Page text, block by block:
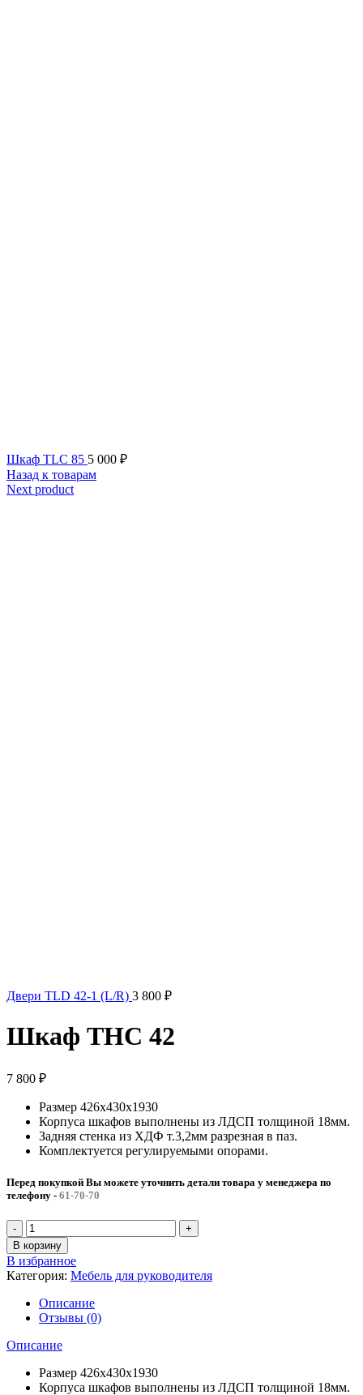
Шкаф TLC 85 5 000 ₽
Назад к товарам
Next product
Двери TLD 42-1 (L/R) 3 800 ₽
Шкаф THC 42
7 800 ₽
Размер 426х430х1930
Корпуса шкафов выполнены из ЛДСП толщиной 18мм.
Задняя стенка из ХДФ т.3,2мм разрезная в паз.
Комплектуется регулируемыми опорами.
Перед покупкой Вы можете уточнить детали товара у менеджера по
телефону - 61-70-70
В корзину
В избранное
Категория: Мебель для руководителя
Описание
Отзывы (0)
Описание
Размер 426х430х1930
Корпуса шкафов выполнены из ЛДСП толщиной 18мм.